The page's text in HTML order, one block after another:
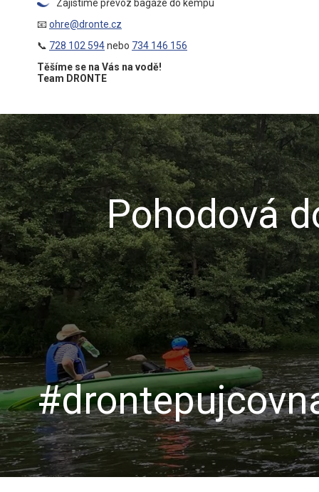
Zajistíme převoz bagáže do kempu
📧ohre@dronte.cz
📞 728 102 594nebo 734 146 156
Těšíme se na Vás na vodě!
Team DRONTE
Pohodová